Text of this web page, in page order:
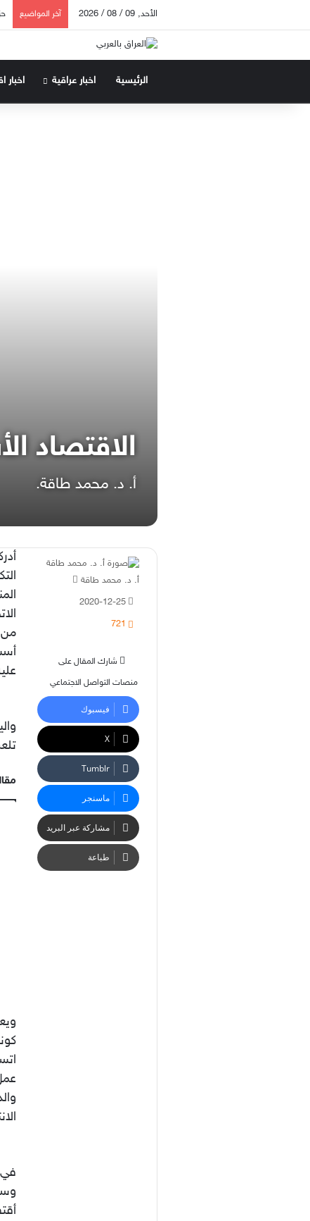
الأحد, 09 / 08 / 2026 آخر المواضيع
الرئيسية اخبار عراقية اخبار
الاقتصاد
أ. د. محمد طاقة.
من
في
أ. د. محمد طاقة
2020-12-25
721
شارك المقال على
منصات التواصل الاجتماعي
فيسبوك
‫X
ماسنجر
مشاركة عبر البريد
طباعة